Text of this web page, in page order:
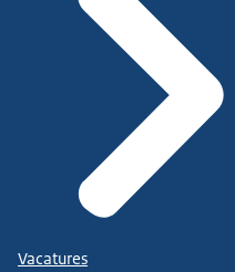
Vacatures